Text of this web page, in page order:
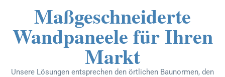
Maßgeschneiderte
Wandpaneele für Ihren
Markt
Unsere Lösungen entsprechen den örtlichen Baunormen, den